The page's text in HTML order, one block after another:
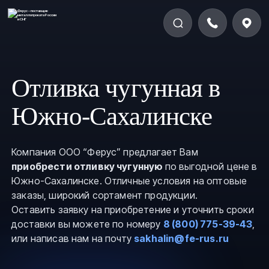
Отливка чугунная в
Южно-Сахалинске
Компания ООО “Ферус” предлагает Вам
приобрести отливку чугунную по выгодной цене в
Южно-Сахалинске. Отличные условия на оптовые
заказы, широкий сортамент продукции.
Оставить заявку на приобретение и уточнить сроки
доставки вы можете по номеру 8 (800) 775-39-43,
или написав нам на почту sakhalin@fe-rus.ru